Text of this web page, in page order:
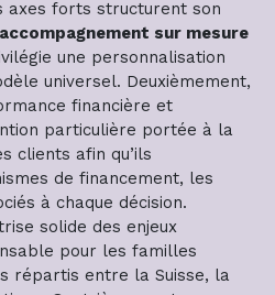
axes forts structurent son
accompagnement sur mesure
une personnalisation
universel. Deuxièmement,
financière et
particulière portée à la
clients afin qu’ils
de financement, les
à chaque décision.
solide des enjeux
pour les familles
répartis entre la Suisse, la